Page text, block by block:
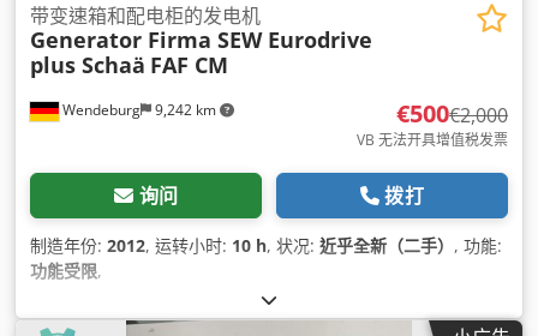
Wendeburg 9,242 km
带变速箱和配电柜的发电机
Generator Firma SEW Eurodrive
plus Schaä FAF CM
€500€2,000
VB 无法开具增值税发票
询问 拨打
制造年份: 2012, 运转小时: 10 h, 状况: 近乎全新（二手） , 功能:
功能受限,